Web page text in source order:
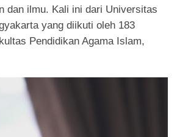
dan ilmu. Kali ini dari Universitas
yang diikuti oleh 183
Pendidikan Agama Islam,